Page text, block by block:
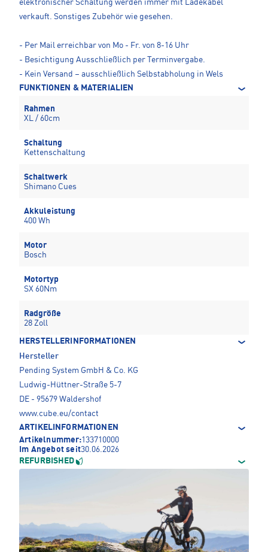
elektronischer Schaltung werden immer mit Ladekabel
verkauft. Sonstiges Zubehör wie gesehen.
- Per Mail erreichbar von Mo - Fr. von 8-16 Uhr
- Besichtigung Ausschließlich per Terminvergabe.
- Kein Versand – ausschließlich Selbstabholung in Wels
FUNKTIONEN & MATERIALIEN
Rahmen
XL / 60cm
Schaltung
Kettenschaltung
Schaltwerk
Shimano Cues
Akkuleistung
400 Wh
Motor
Bosch
Motortyp
SX 60Nm
Radgröße
28 Zoll
HERSTELLERINFORMATIONEN
Hersteller
Pending System GmbH & Co. KG
Ludwig-Hüttner-Straße 5-7
DE - 95679 Waldershof
www.cube.eu/contact
ARTIKELINFORMATIONEN
Artikelnummer:133710000
Im Angebot seit30.06.2026
REFURBISHED